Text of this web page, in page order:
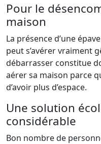
Pour le
maison
La présence d’une
peut s’avérer vraiment
débarrasser constitue
aérer sa maison parce
d’avoir plus d’espace.
Une solution
considérable
Bon nombre de